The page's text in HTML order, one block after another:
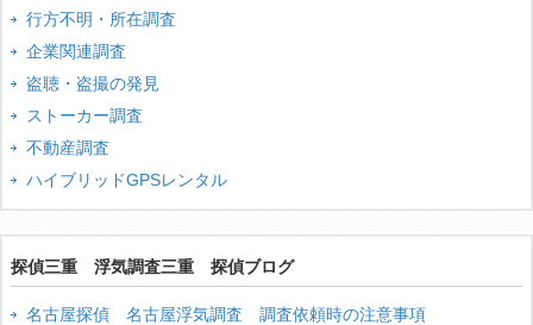
行方不明・所在調査
企業関連調査
盗聴・盗撮の発見
ストーカー調査
不動産調査
ハイブリッドGPSレンタル
探偵三重 浮気調査三重 探偵ブログ
名古屋探偵 名古屋浮気調査 調査依頼時の注意事項